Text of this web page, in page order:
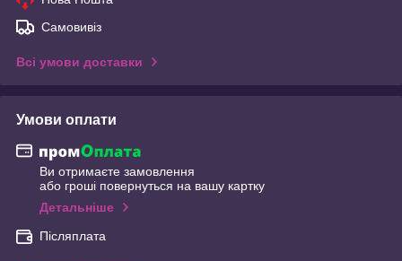
Самовивіз
Всі умови доставки
Умови оплати
Ви отримаєте замовлення
або гроші повернуться на вашу картку
Детальніше
Післяплата